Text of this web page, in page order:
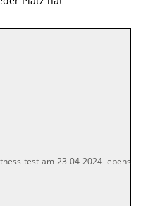
test-am-23-04-2024-